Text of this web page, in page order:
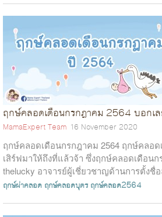
ฤกษ์คลอดเดือนกรกฎาคม 2564 บอกเล
MamaExpert Team 16 November 2020
ฤกษ์คลอดเดือนกรกฎาคม 2564 ฤกษ์คลอ
เสิร์ฟมาให้ถึงที่แล้วจ้า ซึ่งฤกษ์คลอดเดือน
thelucky อาจารย์ผู้เชี่ยวชาญด้านการตั้งชื่
ได้ให้ฤกษ์คลอด...
ฤกษ์ผ่าคลอด ฤกษ์คลอดบุตร ฤกษ์คลอด2564